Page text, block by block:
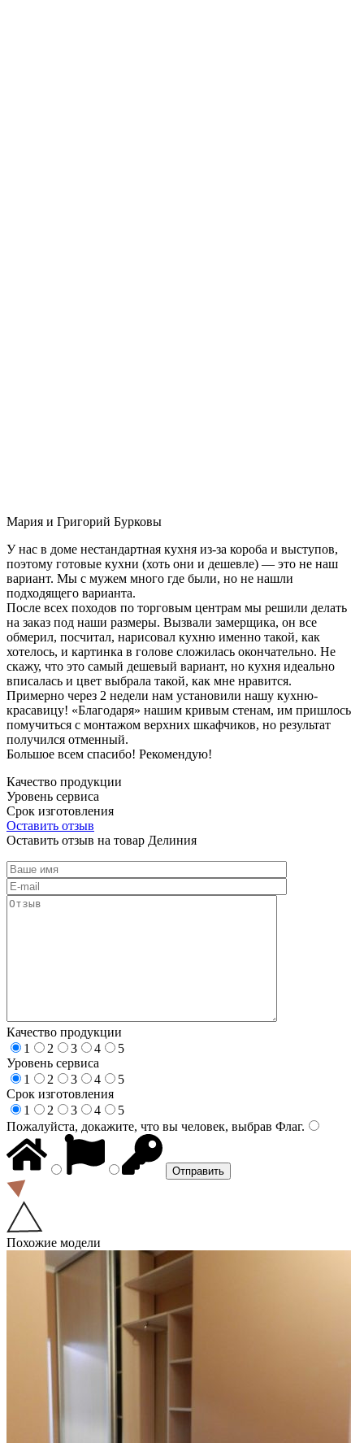
Мария и Григорий Бурковы
У нас в доме нестандартная кухня из-за короба и выступов,
поэтому готовые кухни (хоть они и дешевле) — это не наш
вариант. Мы с мужем много где были, но не нашли
подходящего варианта.
После всех походов по торговым центрам мы решили делать
на заказ под наши размеры. Вызвали замерщика, он все
обмерил, посчитал, нарисовал кухню именно такой, как
хотелось, и картинка в голове сложилась окончательно. Не
скажу, что это самый дешевый вариант, но кухня идеально
вписалась и цвет выбрала такой, как мне нравится.
Примерно через 2 недели нам установили нашу кухню-
красавицу! «Благодаря» нашим кривым стенам, им пришлось
помучиться с монтажом верхних шкафчиков, но результат
получился отменный.
Большое всем спасибо! Рекомендую!
Качество продукции
Уровень сервиса
Срок изготовления
Оставить отзыв
Оставить отзыв на товар Делиния
Качество продукции
1
2 3 4
5
Уровень сервиса
1
2 3 4
5
Срок изготовления
1
2 3 4
5
Пожалуйста, докажите, что вы человек, выбрав Флаг.
Похожие модели